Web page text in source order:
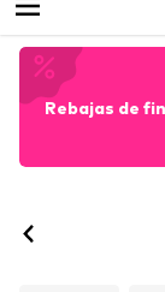
Rebajas de